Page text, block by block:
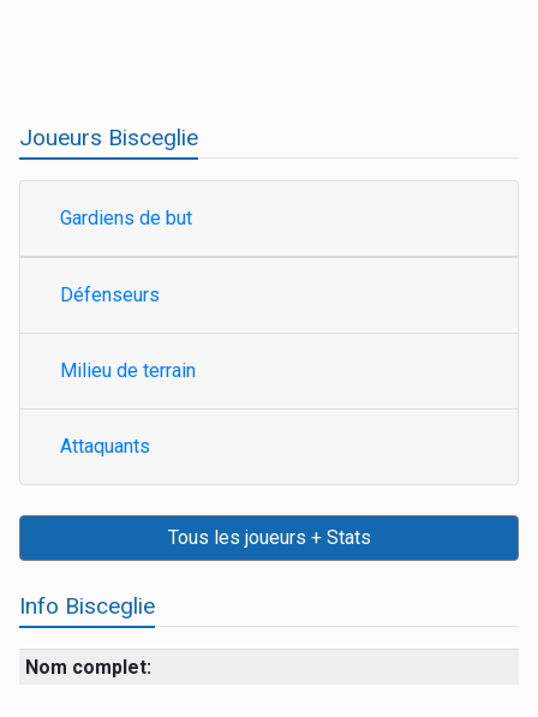
Joueurs Bisceglie
Gardiens de but
Défenseurs
Milieu de terrain
Attaquants
Tous les joueurs + Stats
Info Bisceglie
Nom complet: